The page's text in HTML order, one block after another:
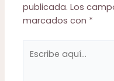
publicada. Los
marcados con *
aquí...